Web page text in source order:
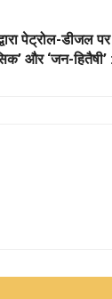
पेट्रोल-डीजल
और ‘जन-